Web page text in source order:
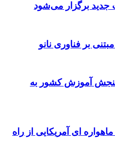
بر فناوری نانو
آموزش کشور به
ای آمریکایی از راه